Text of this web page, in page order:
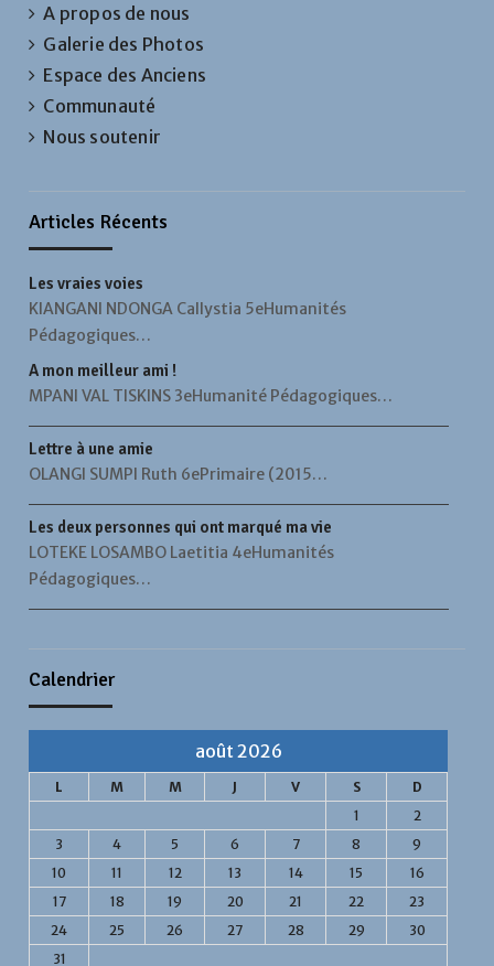
A propos de nous
Galerie des Photos
Espace des Anciens
Communauté
Nous soutenir
Articles Récents
Les vraies voies
KIANGANI NDONGA Callystia 5eHumanités
Pédagogiques…
A mon meilleur ami !
MPANI VAL TISKINS 3eHumanité Pédagogiques…
Lettre à une amie
OLANGI SUMPI Ruth 6ePrimaire (2015…
Les deux personnes qui ont marqué ma vie
LOTEKE LOSAMBO Laetitia 4eHumanités
Pédagogiques…
Calendrier
août 2026
L M M J V S
D
1
2
3
4 5 6 7 8
9
10
11 12 13 14 15
16
17
18 19 20 21 22
23
24
25 26 27 28 29
30
31